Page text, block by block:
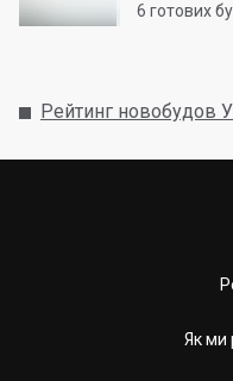
6 готових
Рейтинг новобудов
Як ми